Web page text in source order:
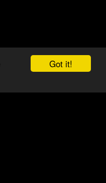
Got it!